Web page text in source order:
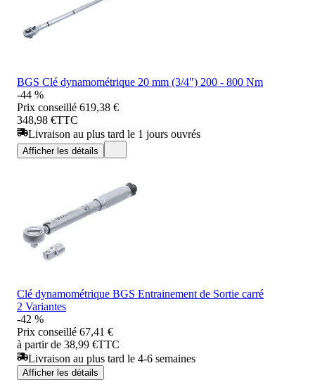
BGS Clé dynamométrique 20 mm (3/4") 200 - 800 Nm
-44 %
Prix conseillé 619,38 €
348,98 €TTC
Livraison au plus tard le 1 jours ouvrés
Afficher les détails
Clé dynamométrique BGS Entrainement de Sortie carré
2 Variantes
-42 %
Prix conseillé 67,41 €
à partir de 38,99 €TTC
Livraison au plus tard le 4-6 semaines
Afficher les détails